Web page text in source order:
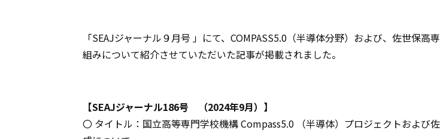
「SEAJジャーナル９月号 」にて、COMPASS5.0（半導体分野）および、佐世保高
組みについて紹介させていただいた記事が掲載されました。
【SEAJジャーナル186号 （2024年9月）】
〇 タイトル：国立高等専門学校機構 Compass5.0 （半導体）プロジェクトおよび